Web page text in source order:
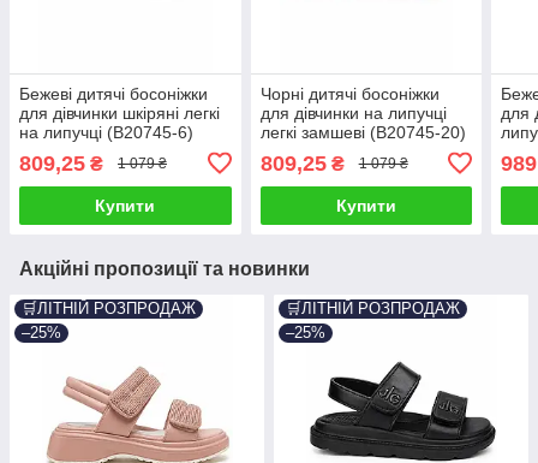
Бежеві дитячі босоніжки
для дівчинки шкіряні легкі
на липучці (B20745-6)
809,25 ₴ 1 079 ₴
Купити
Чорні дитячі босоніжки
для дівчинки на липучці
легкі замшеві (B20745-20)
809,25₴ 1 079 ₴
Купити
для
Акційні пропозиції та новинки
🛒ЛІТНІЙ РОЗПРОДАЖ
–25%
🛒ЛІТНІЙ РОЗПРОДАЖ
–25%